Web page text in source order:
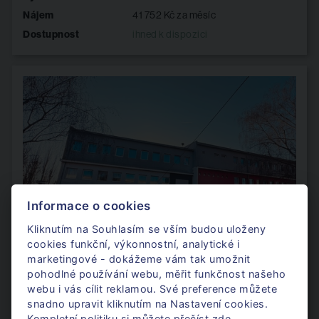
Nájem 41 752 Kč za měsíc
Dostupnost
Slaměníkova
Informace o cookies
Kliknutím na Souhlasím se vším budou uloženy
cookies funkční, výkonnostní, analytické i
marketingové - dokážeme vám tak umožnit
pohodlné používání webu, měřit funkčnost našeho
webu i vás cílit reklamou. Své preference můžete
snadno upravit kliknutím na Nastavení cookies.